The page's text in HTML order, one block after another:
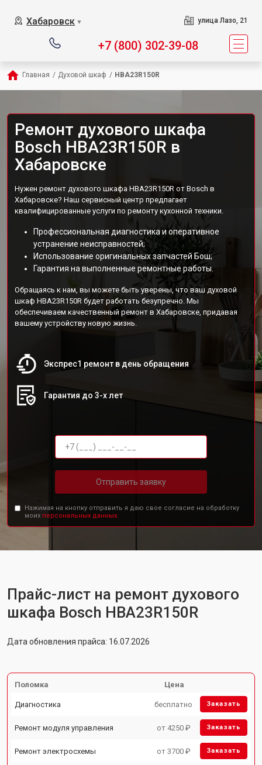
Хабаровск ▼ улица Лазо, 21
+7 (800) 302-39-08
Главная / Духовой шкаф / HBA23R150R
Ремонт духового шкафа
Bosch HBA23R150R в
Хабаровске
Нужен ремонт духового шкафа HBA23R150R от Bosch в
Хабаровске? Наш сервисный центр предлагает
квалифицированные услуги по ремонту кухонной техники.
Профессиональная диагностика и оперативное
устранение неисправностей;
Использование оригинальных запчастей Бош;
Гарантия на выполненные ремонтные работы.
Обращаясь к нам, вы можете быть уверены, что ваш духовой
шкаф HBA23R150R будет работать безупречно. Мы
обеспечиваем качественный ремонт в Хабаровске, придавая
вашему устройству новую жизнь.
Экспрес1 ремонт в день обращения
Гарантия до 3-х лет
Отправить заявку
Нажимая на кнопку отправить я даю свое согласие на обработку
моих персональных данных.
Прайс-лист на ремонт духового
шкафа Bosch HBA23R150R
Дата обновления прайса: 16.07.2026
Поломка Цена
Диагностика бесплатно Заказать
Ремонт модуля управления от 4250 ₽ Заказать
Ремонт электросхемы от 3700 ₽ Заказать